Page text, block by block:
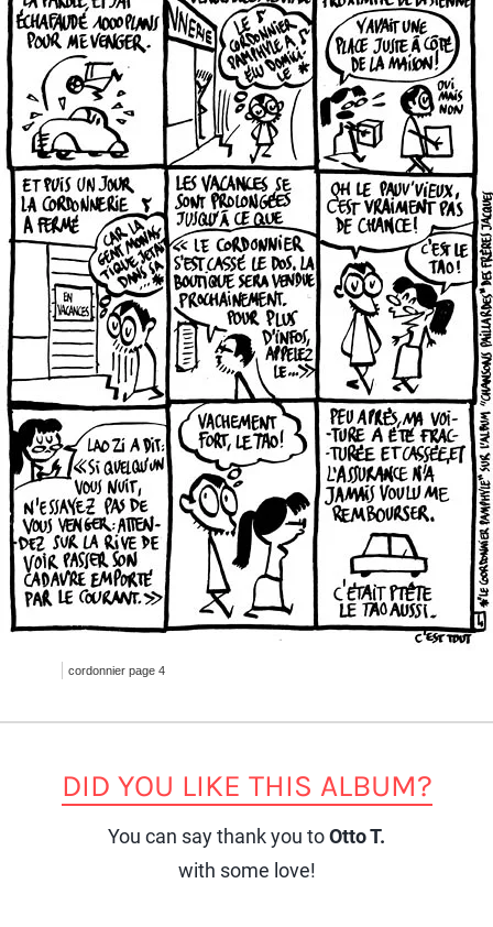
cordonnier page 4
DID YOU LIKE THIS ALBUM?
You can say thank you toOtto T.
with some love!